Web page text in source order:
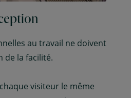
au travail ne doivent
de la facilité.
visiteur le même